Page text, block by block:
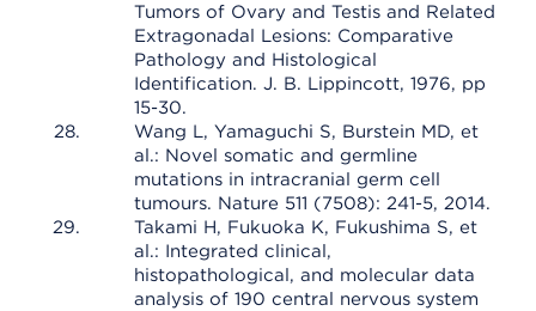
Tumors of Ovary and Testis and Related
Extragonadal Lesions: Comparative
Pathology and Histological
Identification. J. B. Lippincott, 1976, pp
15-30.
Wang L, Yamaguchi S, Burstein MD, et
al.: Novel somatic and germline
mutations in intracranial germ cell
tumours. Nature 511 (7508): 241-5, 2014.
Takami H, Fukuoka K, Fukushima S, et
al.: Integrated clinical,
histopathological, and molecular data
analysis of 190 central nervous system